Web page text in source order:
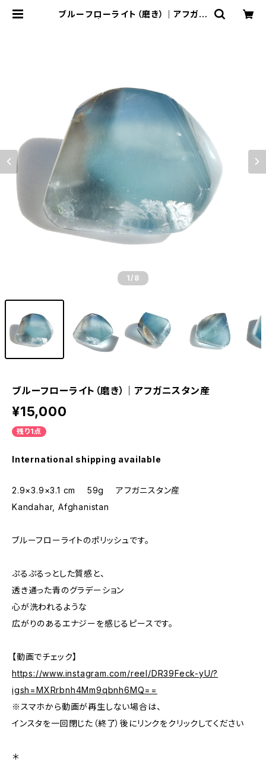
ブルーフローライト（磨き）｜アフガニ
1 /8
ブルーフローライト（磨き）｜アフガニスタン産
¥15,000
残り1点
International shipping available
2.9×3.9×3.1 cm 59g アフガニスタン産
Kandahar, Afghanistan
ブルーフローライトのポリッシュです。
ぷるぷるっとした質感と、
透き通った青のグラデーション
心が洗われるような
広がりのあるエナジーを感じるピースです。
【動画でチェック】
https://www.instagram.com/reel/DR39Feck-yU/?
igsh=MXRrbnh4Mm9qbnh6MQ==
※スマホから動画が再生しない場合は、
インスタを一回閉じた（終了）後にリンクをクリックしてください
＊